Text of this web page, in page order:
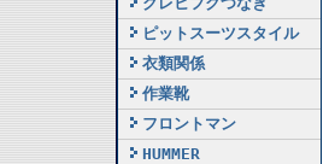
ピットスーツスタイル
衣類関係
作業靴
フロントマン
HUMMER